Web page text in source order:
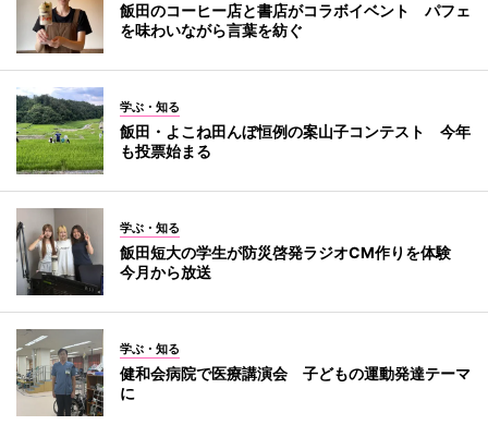
飯田のコーヒー店と書店がコラボイベント パフェ
を味わいながら言葉を紡ぐ
学ぶ・知る
飯田・よこね田んぼ恒例の案山子コンテスト 今年
も投票始まる
学ぶ・知る
飯田短大の学生が防災啓発ラジオCM作りを体験
今月から放送
学ぶ・知る
健和会病院で医療講演会 子どもの運動発達テーマ
に